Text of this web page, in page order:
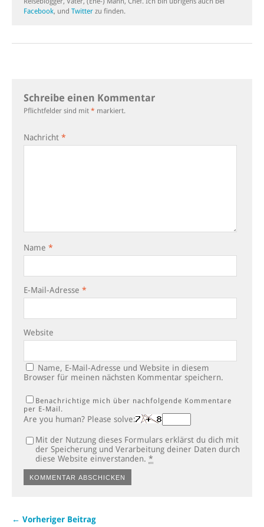
Facebook, und Twitter zu finden.
Schreibe einen Kommentar
Pflichtfelder sind mit * markiert.
Nachricht *
Name *
E-Mail-Adresse *
Website
Name, E-Mail-Adresse und Website in diesem
Browser für meinen nächsten Kommentar speichern.
Benachrichtige mich über nachfolgende Kommentare
per E-Mail.
Are you human? Please solve:
Mit der Nutzung dieses Formulars erklärst du dich mit
der Speicherung und Verarbeitung deiner Daten durch
diese Website einverstanden. *
← Vorheriger Beitrag